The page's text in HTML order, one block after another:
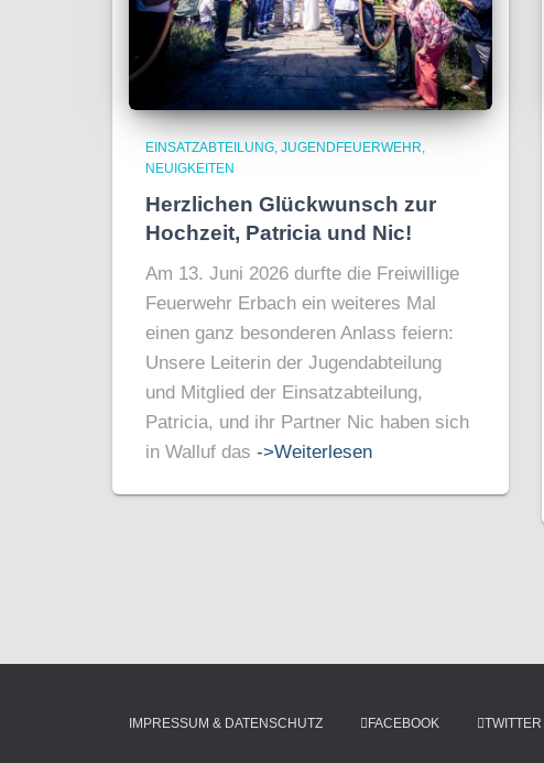
EINSATZABTEILUNG JUGENDFEUERWEHR
NEUIGKEITEN
Herzlichen Glückwunsch zur
Hochzeit, Patricia und Nic!
Am 13. Juni 2026 durfte die Freiwillige
Feuerwehr Erbach ein weiteres Mal
einen ganz besonderen Anlass feiern:
Unsere Leiterin der Jugendabteilung
und Mitglied der Einsatzabteilung,
Patricia, und ihr Partner Nic haben sich
in Walluf das ->Weiterlesen
IMPRESSUM & DATENSCHUTZ FACEBOOK TWITTER